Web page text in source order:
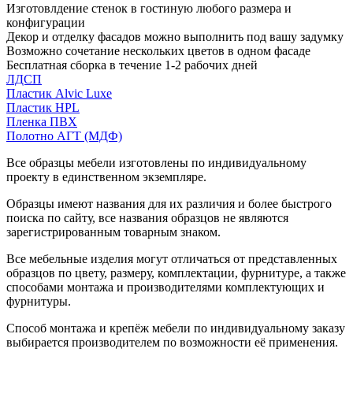
Изготовлдение стенок в гостиную любого размера и
конфигурации
Декор и отделку фасадов можно выполнить под вашу задумку
Возможно сочетание нескольких цветов в одном фасаде
Бесплатная сборка в течение 1-2 рабочих дней
ЛДСП
Пластик Alvic Luxe
Пластик HPL
Пленка ПВХ
Полотно АГТ (МДФ)
Все образцы мебели изготовлены по индивидуальному
проекту в единственном экземпляре.
Образцы имеют названия для их различия и более быстрого
поиска по сайту, все названия образцов не являются
зарегистрированным товарным знаком.
Все мебельные изделия могут отличаться от представленных
образцов по цвету, размеру, комплектации, фурнитуре, а также
способами монтажа и производителями комплектующих и
фурнитуры.
Способ монтажа и крепёж мебели по индивидуальному заказу
выбирается производителем по возможности её применения.